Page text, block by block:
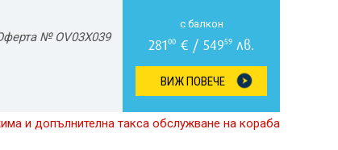
№ OV03X039
с балкон
28100 € / 54959 лв.
ВИЖ ПОВЕЧЕ
и допълнителна такса обслужване на кораба